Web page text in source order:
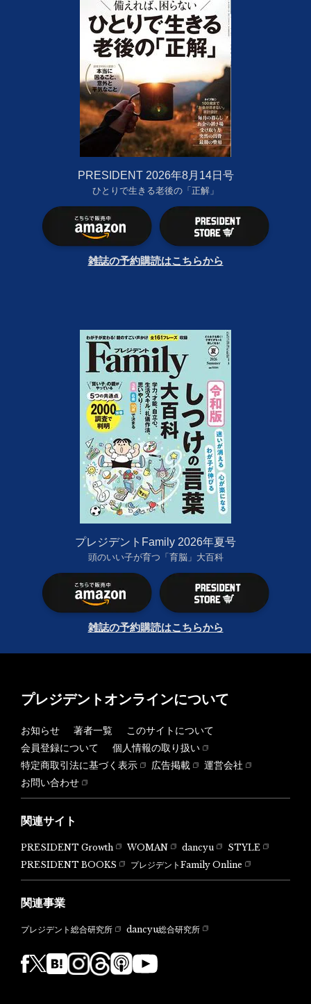
PRESIDENT 2026年8月14日号
ひとりで生きる老後の「正解」
雑誌の予約購読はこちらから
プレジデントFamily 2026年夏号
頭のいい子が育つ「育脳」大百科
雑誌の予約購読はこちらから
プレジデントオンラインについて
お知らせ 著者一覧
このサイトについて
会員登録について
個人情報の取り扱い
特定商取引法に基づく表示
広告掲載
運営会社
お問い合わせ
関連サイト
PRESIDENT Growth WOMAN dancyu
STYLE
PRESIDENT BOOKS
プレジデントFamily Online
関連事業
プレジデント総合研究所 dancyu総合研究所